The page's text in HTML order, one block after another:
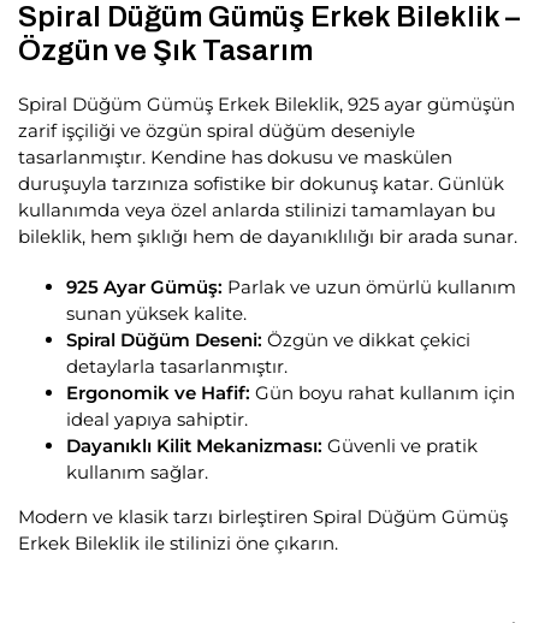
Spiral Düğüm Gümüş Erkek Bileklik –
Özgün ve Şık Tasarım
Spiral Düğüm Gümüş Erkek Bileklik, 925 ayar gümüşün
zarif işçiliği ve özgün spiral düğüm deseniyle
tasarlanmıştır. Kendine has dokusu ve maskülen
duruşuyla tarzınıza sofistike bir dokunuş katar. Günlük
kullanımda veya özel anlarda stilinizi tamamlayan bu
bileklik, hem şıklığı hem de dayanıklılığı bir arada sunar.
925 Ayar Gümüş: Parlak ve uzun ömürlü kullanım
sunan yüksek kalite.
Spiral Düğüm Deseni: Özgün ve dikkat çekici
detaylarla tasarlanmıştır.
Ergonomik ve Hafif: Gün boyu rahat kullanım için
ideal yapıya sahiptir.
Dayanıklı Kilit Mekanizması: Güvenli ve pratik
kullanım sağlar.
Modern ve klasik tarzı birleştiren Spiral Düğüm Gümüş
Erkek Bileklik ile stilinizi öne çıkarın.